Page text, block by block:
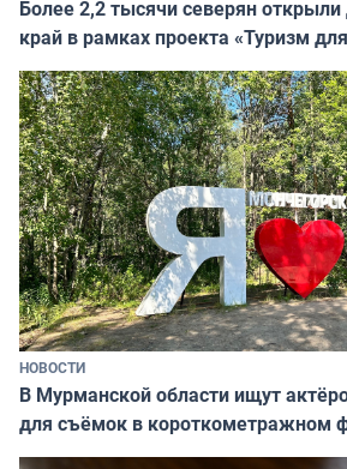
Более 2,2 тысячи северян
край в рамках проекта «Туризм
НОВОСТИ
В Мурманской области ищут
для съёмок в короткометражном